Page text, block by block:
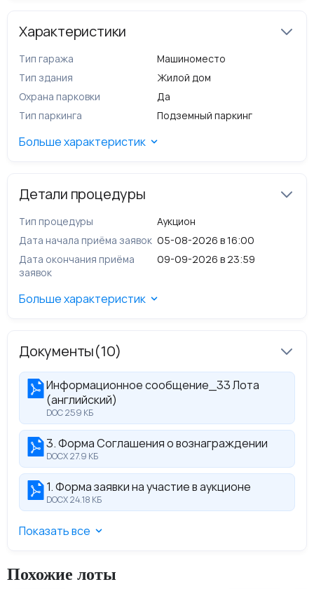
Номер, тип этажа, на котором расположено
помещение, машиноместо: Подземный этаж № 3
пределах которых расположен объект недвижимости:
54:35:073005:598
Запись о регистрации права собственности: Общая
долевая собственность, № 54-54/001-
54/001/919/2016-207/1 от 02.12.2016
​Сведения об аренде: Краткосрочная аренда, сроком на
Характеристики
Тип гаража
Машиноместо
Тип здания
Жилой дом
Охрана парковки
Да
Тип паркинга
Подземный паркинг
Больше характеристик
Детали процедуры
Тип процедуры
Аукцион
Дата начала приёма заявок 05-08-2026 в 16:00
Дата окончания приёма
заявок
09-09-2026 в 23:59
Больше характеристик
Документы(10)
Информационное сообщение_33 Лота
(английский)
DOC 259 КБ
3. Форма Соглашения о вознаграждении
DOCX 27.9 КБ
1. Форма заявки на участие в аукционе
DOCX 24.18 КБ
Показать все